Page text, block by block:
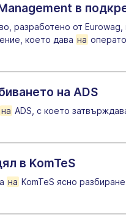
в
разработено от
което дава на
на ADS
на ADS, с което
в KomTeS
на KomTeS ясно разбиране